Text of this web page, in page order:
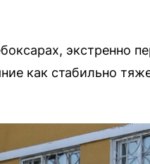
экстренно
как стабильно